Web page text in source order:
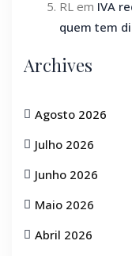
RL em IVA
quem tem
Archives
Agosto 2026
Julho 2026
Junho 2026
Maio 2026
Abril 2026